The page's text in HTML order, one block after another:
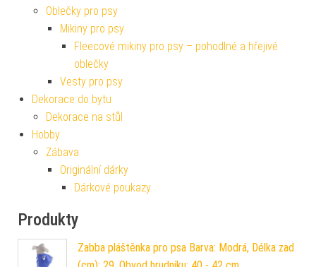
Oblečky pro psy
Mikiny pro psy
Fleecové mikiny pro psy – pohodlné a hřejivé
oblečky
Vesty pro psy
Dekorace do bytu
Dekorace na stůl
Hobby
Zábava
Originální dárky
Dárkové poukazy
Produkty
Zabba pláštěnka pro psa Barva: Modrá, Délka zad